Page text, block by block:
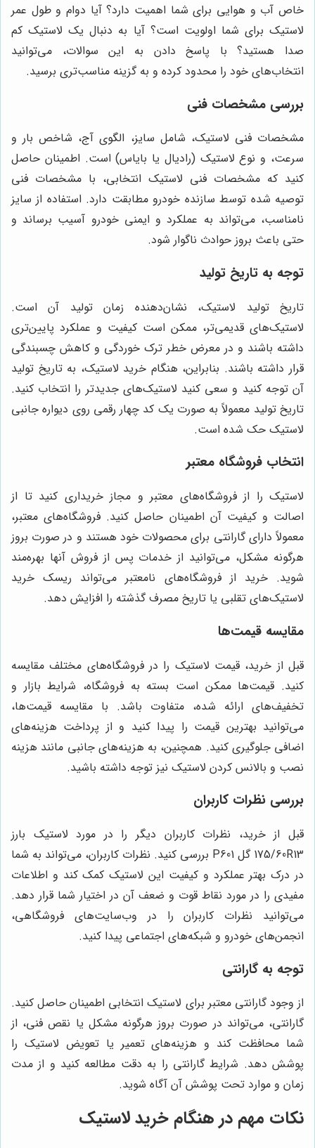
خاص آب و هوایی برای شما اهمیت دارد؟ آیا دوام و طول عمر
لاستیک برای شما اولویت است؟ آیا به دنبال یک لاستیک کم
صدا هستید؟ با پاسخ دادن به این سوالات، می‌توانید
انتخاب‌های خود را محدود کرده و به گزینه مناسب‌تری برسید.
بررسی مشخصات فنی
مشخصات فنی لاستیک، شامل سایز، الگوی آج، شاخص بار و
سرعت، و نوع لاستیک (رادیال یا بایاس) است. اطمینان حاصل
کنید که مشخصات فنی لاستیک انتخابی، با مشخصات فنی
توصیه شده توسط سازنده خودرو مطابقت دارد. استفاده از سایز
نامناسب، می‌تواند به عملکرد و ایمنی خودرو آسیب برساند و
حتی باعث بروز حوادث ناگوار شود.
توجه به تاریخ تولید
تاریخ تولید لاستیک، نشان‌دهنده زمان تولید آن است.
لاستیک‌های قدیمی‌تر، ممکن است کیفیت و عملکرد پایین‌تری
داشته باشند و در معرض خطر ترک خوردگی و کاهش چسبندگی
قرار داشته باشند. بنابراین، هنگام خرید لاستیک، به تاریخ تولید
آن توجه کنید و سعی کنید لاستیک‌های جدیدتر را انتخاب کنید.
تاریخ تولید معمولاً به صورت یک کد چهار رقمی روی دیواره جانبی
لاستیک حک شده است.
انتخاب فروشگاه معتبر
لاستیک را از فروشگاه‌های معتبر و مجاز خریداری کنید تا از
اصالت و کیفیت آن اطمینان حاصل کنید. فروشگاه‌های معتبر،
معمولاً دارای گارانتی برای محصولات خود هستند و در صورت بروز
هرگونه مشکل، می‌توانید از خدمات پس از فروش آنها بهره‌مند
شوید. خرید از فروشگاه‌های نامعتبر می‌تواند ریسک خرید
لاستیک‌های تقلبی یا تاریخ مصرف گذشته را افزایش دهد.
مقایسه قیمت‌ها
قبل از خرید، قیمت لاستیک را در فروشگاه‌های مختلف مقایسه
کنید. قیمت‌ها ممکن است بسته به فروشگاه، شرایط بازار و
تخفیف‌های ارائه شده، متفاوت باشد. با مقایسه قیمت‌ها،
می‌توانید بهترین قیمت را پیدا کنید و از پرداخت هزینه‌های
اضافی جلوگیری کنید. همچنین، به هزینه‌های جانبی مانند هزینه
نصب و بالانس کردن لاستیک نیز توجه داشته باشید.
بررسی نظرات کاربران
قبل از خرید، نظرات کاربران دیگر را در مورد لاستیک بارز
175/60R13 گل P601 بررسی کنید. نظرات کاربران، می‌تواند به شما
در درک بهتر عملکرد و کیفیت این لاستیک کمک کند و اطلاعات
مفیدی را در مورد نقاط قوت و ضعف آن در اختیار شما قرار دهد.
می‌توانید نظرات کاربران را در وب‌سایت‌های فروشگاهی،
انجمن‌های خودرو و شبکه‌های اجتماعی پیدا کنید.
توجه به گارانتی
از وجود گارانتی معتبر برای لاستیک انتخابی اطمینان حاصل کنید.
گارانتی، می‌تواند در صورت بروز هرگونه مشکل یا نقص فنی، از
شما محافظت کند و هزینه‌های تعمیر یا تعویض لاستیک را
پوشش دهد. شرایط گارانتی را به دقت مطالعه کنید و از مدت
زمان و موارد تحت پوشش آن آگاه شوید.
نکات مهم در هنگام خرید لاستیک